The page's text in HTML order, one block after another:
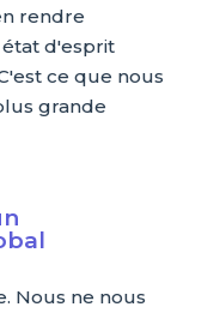
rendre
d'esprit
ce que nous
grande
Nous ne nous